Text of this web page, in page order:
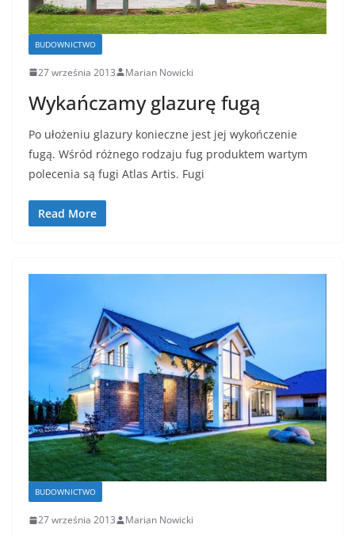
BUDOWNICTWO
27 września 2013 Marian Nowicki
Wykańczamy glazurę fugą
Po ułożeniu glazury konieczne jest jej wykończenie
fugą. Wśród różnego rodzaju fug produktem wartym
polecenia są fugi Atlas Artis. Fugi
Read More
BUDOWNICTWO
27 września 2013 Marian Nowicki